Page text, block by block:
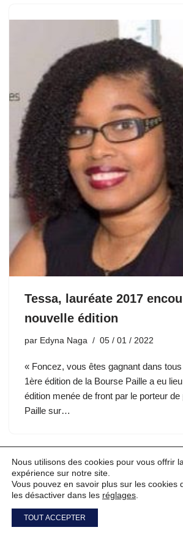
Tessa, lauréate 2017
nouvelle édition
par Edyna Naga 05 / 01 / 2022
« Foncez, vous êtes gagnant dans
1ère édition de la Bourse Paille a eu
édition menée de front par le porteur
Paille sur…
Neve| Propulsé par
Nous utilisons des cookies pour vous offrir
expérience sur notre site.
Vous pouvez en savoir plus sur les cookies
les désactiver dans les réglages
TOUT ACCEPTER